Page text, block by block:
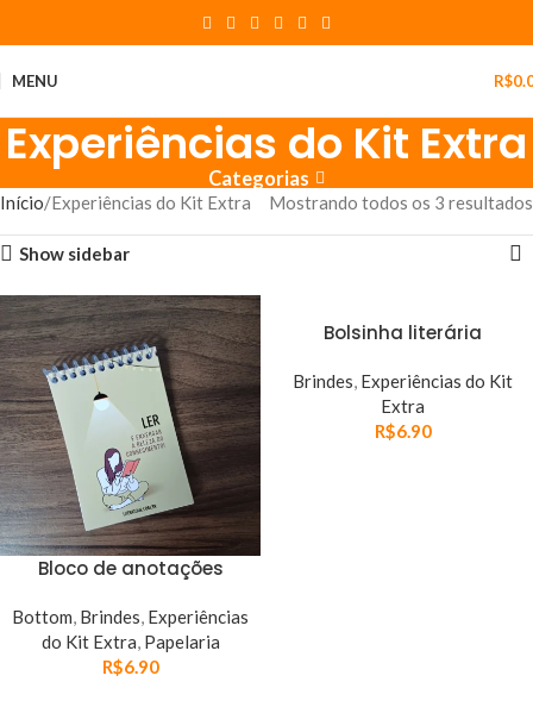
MENU R$
Experiências do Kit Extra
Categorias
Início Experiências do Kit Extra Mostrando todos os 3 resultados
Show sidebar
Bloco de anotações
Bottom, Brindes, Experiências
do Kit Extra, Papelaria
R$6.90
Bolsinha literária
Brindes, Experiências do Kit
Extra
R$6.90